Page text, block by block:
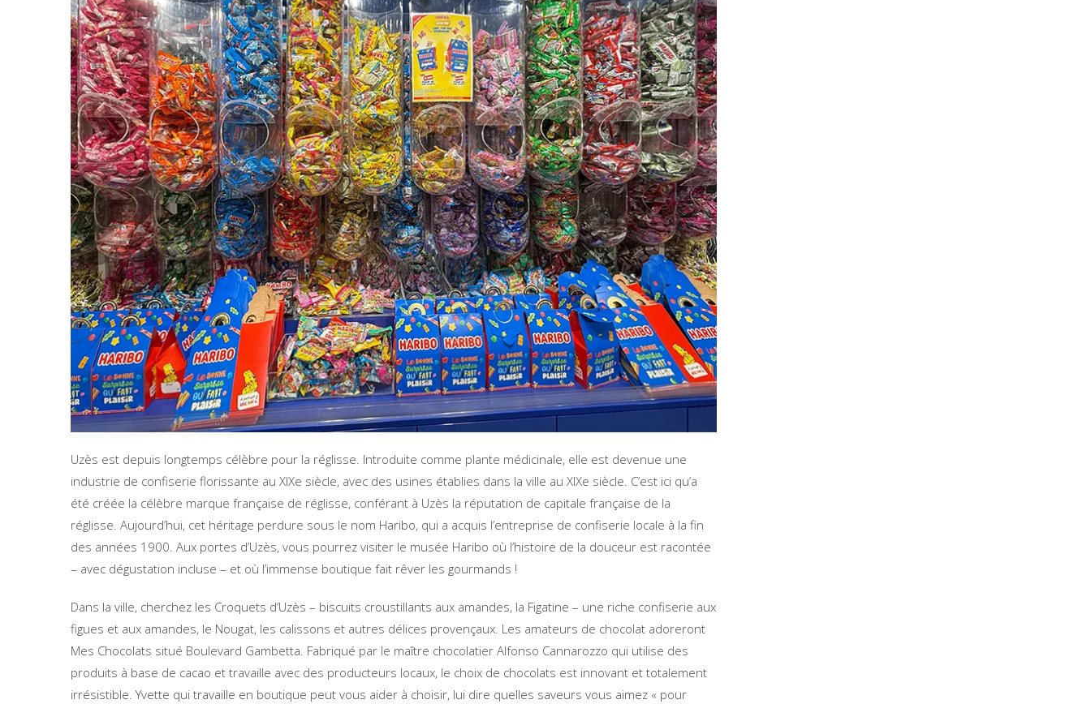
Uzès est depuis longtemps célèbre pour la réglisse. Introduite comme plante médicinale, elle est devenue une
industrie de confiserie florissante au XIXe siècle, avec des usines établies dans la ville au XIXe siècle. C’est ici qu’a
été créée la célèbre marque française de réglisse, conférant à Uzès la réputation de capitale française de la
réglisse. Aujourd’hui, cet héritage perdure sous le nom Haribo, qui a acquis l’entreprise de confiserie locale à la fin
des années 1900. Aux portes d’Uzès, vous pourrez visiter le musée Haribo où l’histoire de la douceur est racontée
– avec dégustation incluse – et où l’immense boutique fait rêver les gourmands !
Dans la ville, cherchez les Croquets d’Uzès – biscuits croustillants aux amandes, la Figatine – une riche confiserie aux
figues et aux amandes, le Nougat, les calissons et autres délices provençaux. Les amateurs de chocolat adoreront
Mes Chocolats situé Boulevard Gambetta. Fabriqué par le maître chocolatier Alfonso Cannarozzo qui utilise des
produits à base de cacao et travaille avec des producteurs locaux, le choix de chocolats est innovant et totalement
irrésistible. Yvette qui travaille en boutique peut vous aider à choisir, lui dire quelles saveurs vous aimez « pour